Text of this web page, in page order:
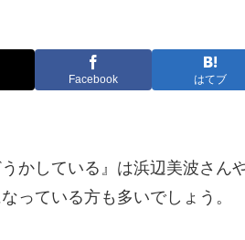
Facebook はてブ
うかしている』は浜辺美波さ
っている方も多いでしょう。